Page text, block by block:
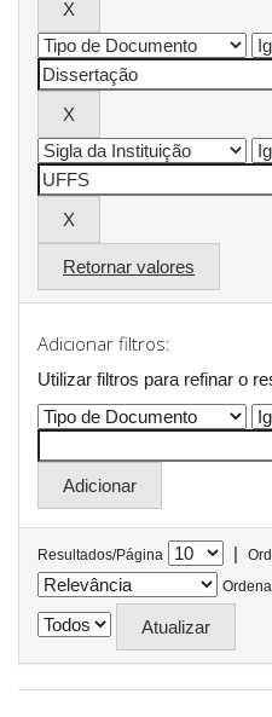
Retornar valores
Adicionar filtros:
Utilizar filtros para refinar o
Resultados/Página |